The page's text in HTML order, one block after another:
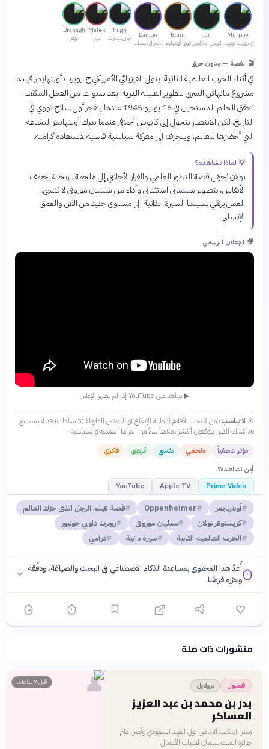
Murphy
ج. روبرت أوبنهايمر
Jr.
لويس شتراوس
Blunt
كيتي أوبنهايمر
Damon
الجنرال ليسلي جروفز
Pugh
جان تاتلوك
Malek
تايبر
Branagh
بوهر
🎬 القصة — بدون حرق
في أثناء الحرب العالمية الثانية، يتولى الفيزيائي الأمريكي ج. روبرت أوبنهايمر قيادة
مشروع مانهاتن السري لتطوير القنبلة الذرية. بعد سنوات من العمل المكثف،
تحقق الحلم المستحيل في 16 يوليو 1945 عندما ينفجر أول سلاح نووي في
التاريخ. لكن الانتصار يتحول إلى كابوس أخلاقي عندما يدرك أوبنهايمر البشاعة
التي أحضرها للعالم، وينجرف إلى معركة سياسية قاسية لاستعادة كرامته.
💡 لماذا تشاهده؟
نولان يُحوّل قصة التطور العلمي والقرار الأخلاقي إلى ملحمة تاريخية تخطف
الأنفاس، بتصوير سينمائي استثنائي وأداء من سيليان موروفي لا يُنسى.
العمل يرتقي بسينما السيرة الذاتية إلى مستوى جديد من الفن والعمق
الإنساني.
🎥 الإعلان الرسمي
▶ شاهد على YouTube إذا لم يظهر الإعلان
⚠️لا يناسب:
من لا يحب الأفلام البطيئة الإيقاع أو المدتين الطويلة (3 ساعات) قد لا يستمتع
به. كذلك الذين يتوقعون أكشن مكثفاً بدلاً من الدراما النفسية والسياسية.
مؤثر عاطفياً ملحمي نفسي مُرهِق
فكري
أين تشاهده؟
Prime Video
Apple TV
YouTube
أوبنهايمر Oppenheimer
قصة فيلم الرجل الذي حرّك العالم
كريستوفر نولان
سيليان موروفي
روبرت داوني جونيور
الحرب العالمية الثانية
سيرة ذاتية درامي
أُعدّ هذا المحتوى بمساعدة الذكاء الاصطناعي في البحث والصياغة، ودقّقه
وحرّره فريقنا.
فلسفتنا المعرفية· سياسة الذكاء الاصطناعيمنشورات ذات صلة
فضول بروفايل
بدر بن محمد بن عبد العزيز
العساكر
مدير المكتب الخاص لولي العهد السعودي وأمين عام
جائزة الملك سلمان لشباب الأعمال
قبل 7 ساعات 👤